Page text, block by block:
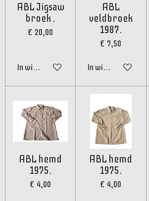
ABL Jigsaw
broek .
€ 20,00
In winkelwagen
ABL
veldbroek
1987.
€ 7,50
In winkelwagen
ABL hemd
1975.
€ 4,00
ABL hemd
1975.
€ 4,00